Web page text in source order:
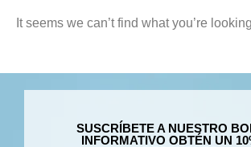
It seems we can’t find what you’re
SUSCRÍBETE A NUESTRO
INFORMATIVO OBTÉN UN